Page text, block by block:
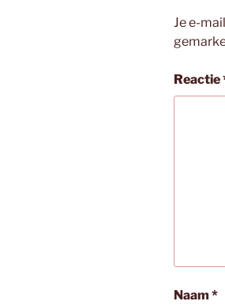
Je e-
Reactie
Naam *